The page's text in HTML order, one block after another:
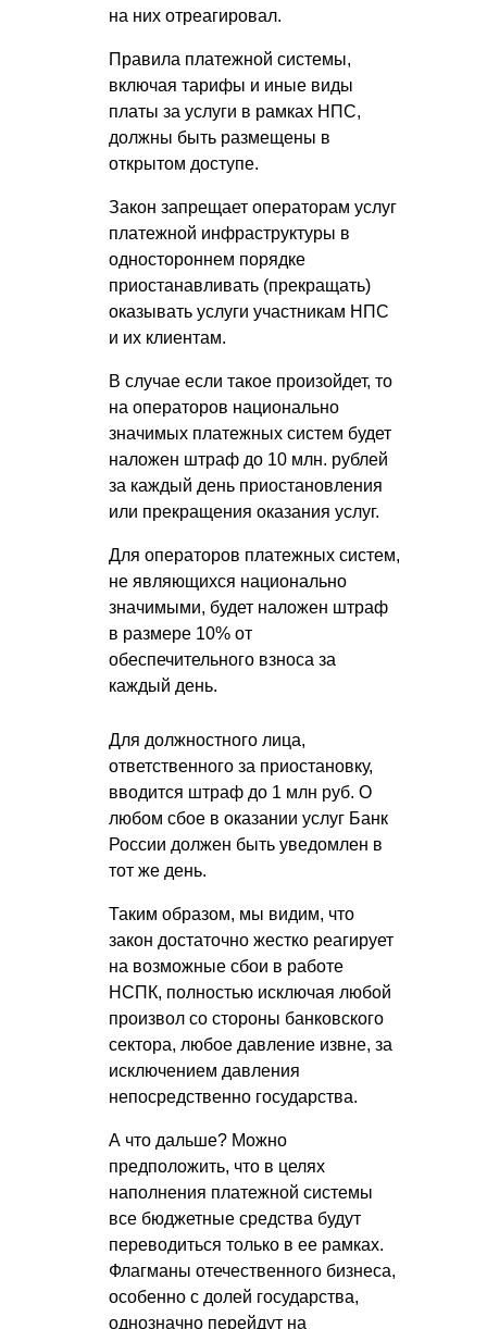
на них отреагировал.
Правила платежной системы,
включая тарифы и иные виды
платы за услуги в рамках НПС,
должны быть размещены в
открытом доступе.
Закон запрещает операторам услуг
платежной инфраструктуры в
одностороннем порядке
приостанавливать (прекращать)
оказывать услуги участникам НПС
и их клиентам.
В случае если такое произойдет, то
на операторов национально
значимых платежных систем будет
наложен штраф до 10 млн. рублей
за каждый день приостановления
или прекращения оказания услуг.
Для операторов платежных систем,
не являющихся национально
значимыми, будет наложен штраф
в размере 10% от
обеспечительного взноса за
каждый день.
Для должностного лица,
ответственного за приостановку,
вводится штраф до 1 млн руб. О
любом сбое в оказании услуг Банк
России должен быть уведомлен в
тот же день.
Таким образом, мы видим, что
закон достаточно жестко реагирует
на возможные сбои в работе
НСПК, полностью исключая любой
произвол со стороны банковского
сектора, любое давление извне, за
исключением давления
непосредственно государства.
А что дальше? Можно
предположить, что в целях
наполнения платежной системы
все бюджетные средства будут
переводиться только в ее рамках.
Флагманы отечественного бизнеса,
особенно с долей государства,
однозначно перейдут на